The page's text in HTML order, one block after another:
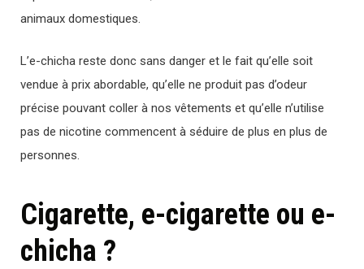
animaux domestiques.
L’e-chicha reste donc sans danger et le fait qu’elle soit
vendue à prix abordable, qu’elle ne produit pas d’odeur
précise pouvant coller à nos vêtements et qu’elle n’utilise
pas de nicotine commencent à séduire de plus en plus de
personnes.
Cigarette, e-cigarette ou e-
chicha ?